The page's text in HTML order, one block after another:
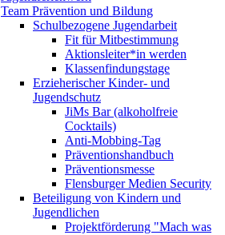
Team Prävention und Bildung
Schulbezogene Jugendarbeit
Fit für Mitbestimmung
Aktionsleiter*in werden
Klassenfindungstage
Erzieherischer Kinder- und
Jugendschutz
JiMs Bar (alkoholfreie
Cocktails)
Anti-Mobbing-Tag
Präventionshandbuch
Präventionsmesse
Flensburger Medien Security
Beteiligung von Kindern und
Jugendlichen
Projektförderung "Mach was